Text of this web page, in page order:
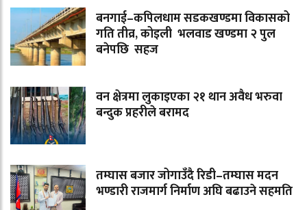
बनगाई–कपिलधाम सडकखण्डमा विकासको
गति तीव्र, कोइली भलवाड खण्डमा २ पुल
बनेपछि सहज
वन क्षेत्रमा लुकाइएका २१ थान अवैध भरुवा
बन्दुक प्रहरीले बरामद
तम्घास बजार जोगाउँदै रिडी–तम्घास मदन
भण्डारी राजमार्ग निर्माण अघि बढाउने सहमति